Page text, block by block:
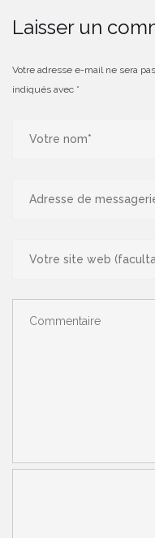
Laisser un
Votre adresse e-mail ne sera
indiqués avec *